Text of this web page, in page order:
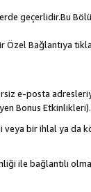
geçerlidir.Bu
Bağlantıya
e-posta
Bonus Etkinlikleri).
bir ihlal ya da
bağlantılı